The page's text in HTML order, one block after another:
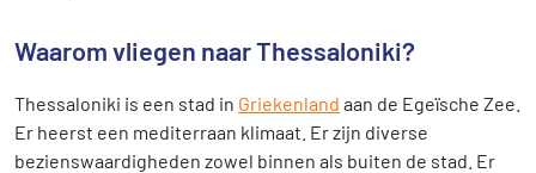
Waarom vliegen naar Thessaloniki?
Thessaloniki is een stad in Griekenland aan de Egeïsche Zee.
Er heerst een mediterraan klimaat. Er zijn diverse
bezienswaardigheden zowel binnen als buiten de stad. Er